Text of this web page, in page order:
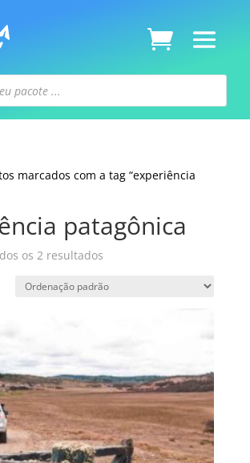
marcados com a tag “experiência
patagônica
os 2 resultados